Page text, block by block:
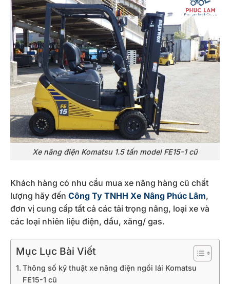
Xe nâng điện Komatsu 1.5 tấn model FE15-1 cũ
Khách hàng có nhu cầu mua xe nâng hàng cũ chất
lượng hãy đến Công Ty TNHH Xe Nâng Phúc Lâm,
đơn vị cung cấp tất cả các tải trọng nâng, loại xe và
các loại nhiên liệu điện, dầu, xăng/ gas.
Mục Lục Bài Viết
Thông số kỹ thuật xe nâng điện ngồi lái Komatsu
FE15-1 cũ